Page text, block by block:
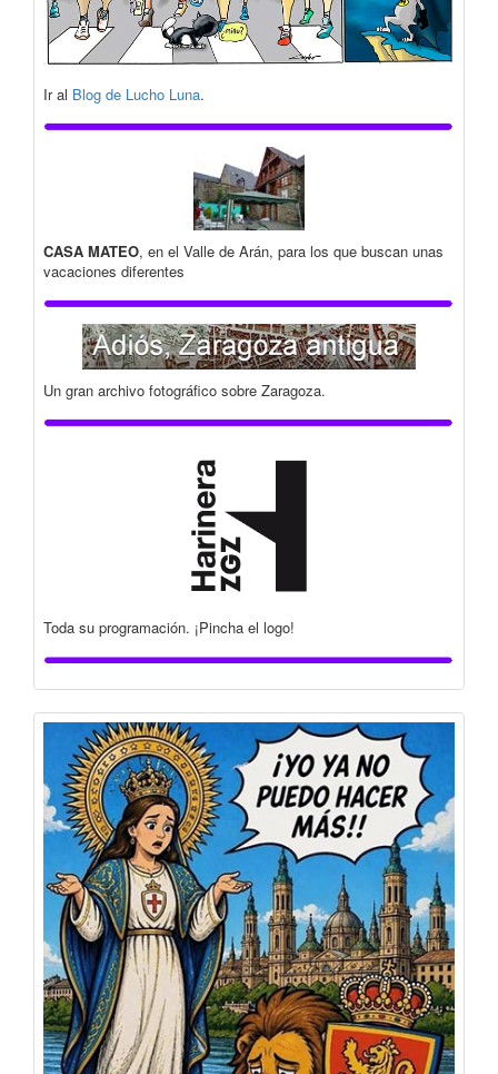
Ir al Blog de Lucho Luna.
CASA MATEO, en el Valle de Arán, para los que buscan unas
vacaciones diferentes
Un gran archivo fotográfico sobre Zaragoza.
Toda su programación. ¡Pincha el logo!